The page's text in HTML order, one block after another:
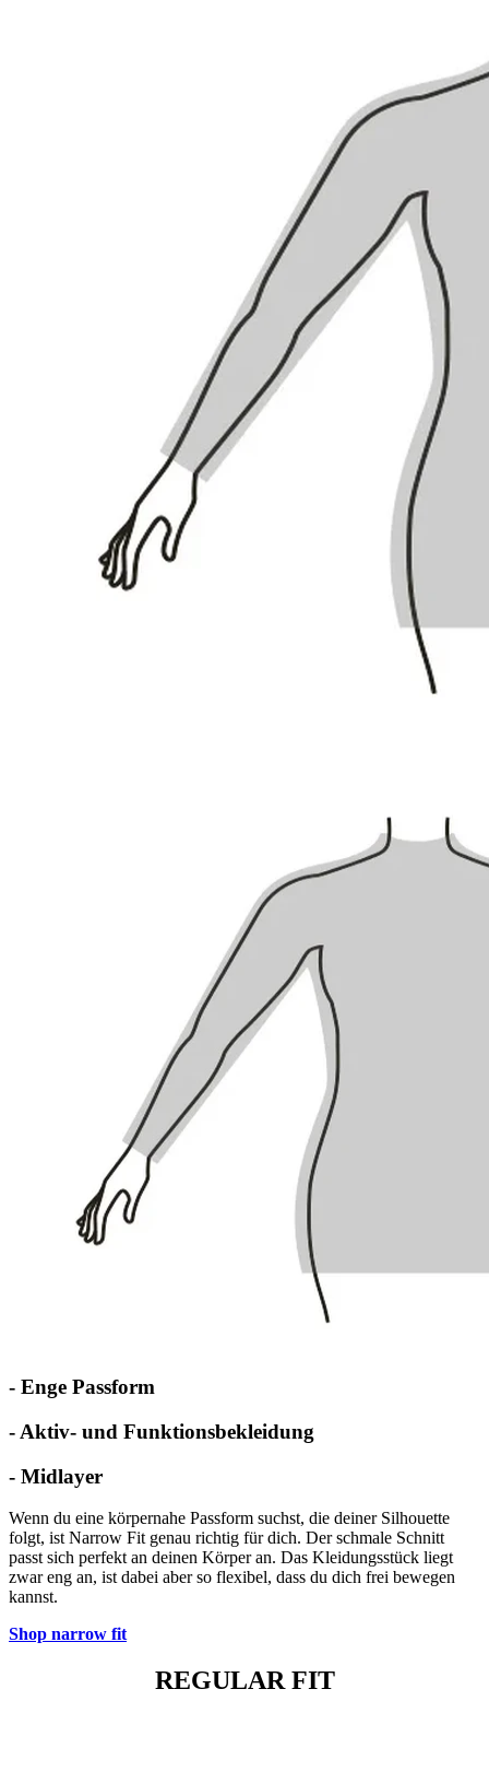
- Enge Passform
- Aktiv- und Funktionsbekleidung
- Midlayer
Wenn du eine körpernahe Passform suchst, die deiner Silhouette
folgt, ist Narrow Fit genau richtig für dich. Der schmale Schnitt
passt sich perfekt an deinen Körper an. Das Kleidungsstück liegt
zwar eng an, ist dabei aber so flexibel, dass du dich frei bewegen
kannst.
Shop narrow fit
REGULAR FIT